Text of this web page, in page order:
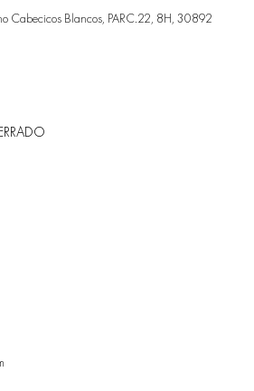
Cabecicos Blancos, PARC.22, 8H, 30892